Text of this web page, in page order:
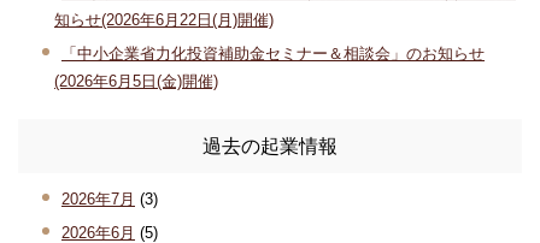
知らせ(2026年6月22日(月)開催)
「中小企業省力化投資補助金セミナー＆相談会」のお知らせ
(2026年6月5日(金)開催)
過去の起業情報
2026年7月 (3)
2026年6月 (5)